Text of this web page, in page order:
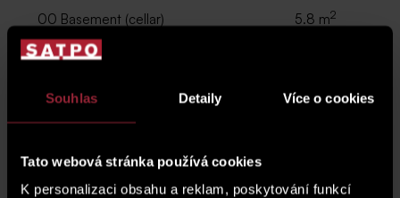
Souhlas Detaily Více o cookies
Tato webová stránka používá cookies
K personalizaci obsahu a reklam, poskytování funkcí
00 Basement (cellar) 5.8 m2
04 terrace
05 Terrace with vegetation 7.9 m2